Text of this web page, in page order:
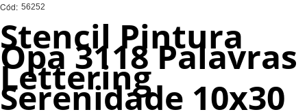
Cód: 56252
Stencil Pintura
Opa 3118 Palavras
Lettering
Serenidade 10x30